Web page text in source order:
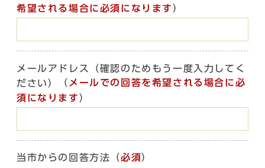
希望される場合に必須になります ）
メールアドレス（確認のためもう一度入力してく
ださい）
（ メールでの回答を希望される場合に必
須になります ）
当市からの回答方法 （必須）